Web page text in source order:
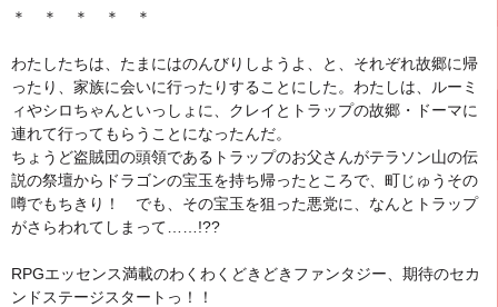
＊ ＊ ＊ ＊ ＊
わたしたちは、たまにはのんびりしようよ、と、それぞれ故郷に帰
ったり、家族に会いに行ったりすることにした。わたしは、ルーミ
ィやシロちゃんといっしょに、クレイとトラップの故郷・ドーマに
連れて行ってもらうことになったんだ。
ちょうど盗賊団の頭領であるトラップのお父さんがテラソン山の伝
説の祭壇からドラゴンの宝玉を持ち帰ったところで、町じゅうその
噂でもちきり！ でも、その宝玉を狙った悪党に、なんとトラップ
がさらわれてしまって……!??
RPGエッセンス満載のわくわくどきどきファンタジー、期待のセカ
ンドステージスタートっ！！